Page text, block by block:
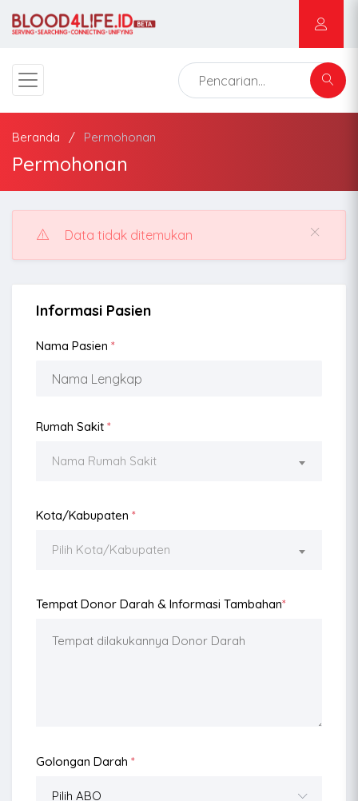
Beranda Permohonan
Permohonan
Data tidak ditemukan
Informasi Pasien
Nama Pasien *
Rumah Sakit *
Nama Rumah Sakit
Kota/Kabupaten *
Pilih Kota/Kabupaten
Tempat Donor Darah & Informasi Tambahan*
Golongan Darah *